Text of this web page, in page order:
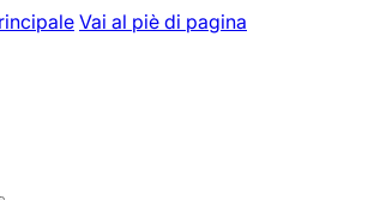
Vai al piè di pagina